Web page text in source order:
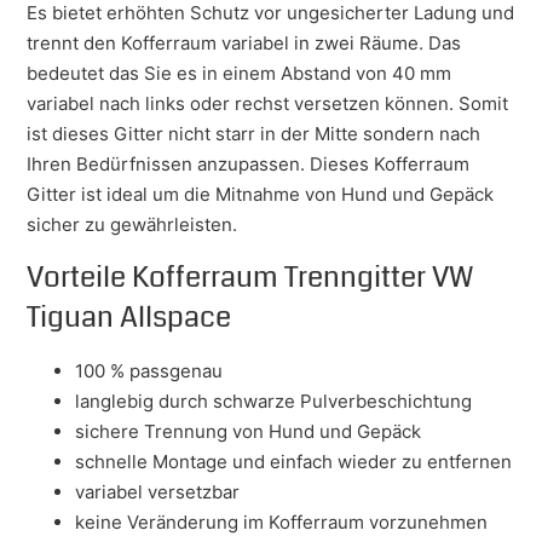
Es bietet erhöhten Schutz vor ungesicherter Ladung und
trennt den Kofferraum variabel in zwei Räume. Das
bedeutet das Sie es in einem Abstand von 40 mm
variabel nach links oder rechst versetzen können. Somit
ist dieses Gitter nicht starr in der Mitte sondern nach
Ihren Bedürfnissen anzupassen. Dieses Kofferraum
Gitter ist ideal um die Mitnahme von Hund und Gepäck
sicher zu gewährleisten.
Vorteile Kofferraum Trenngitter VW
Tiguan Allspace
100 % passgenau
langlebig durch schwarze Pulverbeschichtung
sichere Trennung von Hund und Gepäck
schnelle Montage und einfach wieder zu entfernen
variabel versetzbar
keine Veränderung im Kofferraum vorzunehmen